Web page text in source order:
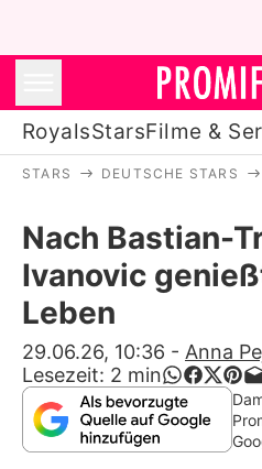
RoyalsStarsFilme &
Filme &
Familie
Promiflash
STARS DEUTSCHE STARS
Nach Bastian-
Ivanovic
Leben
29.06.26, 10:36 - Anna
Lesezeit: 2 min